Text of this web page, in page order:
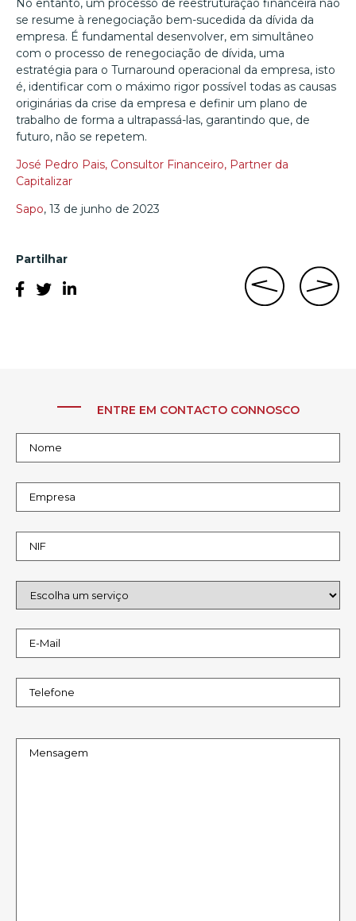
No entanto, um processo de reestruturação financeira não
se resume à renegociação bem-sucedida da dívida da
empresa. É fundamental desenvolver, em simultâneo
com o processo de renegociação de dívida, uma
estratégia para o Turnaround operacional da empresa, isto
é, identificar com o máximo rigor possível todas as causas
originárias da crise da empresa e definir um plano de
trabalho de forma a ultrapassá-las, garantindo que, de
futuro, não se repetem.
José Pedro Pais, Consultor Financeiro, Partner da
Capitalizar
Sapo, 13 de junho de 2023
Partilhar
ENTRE EM CONTACTO CONNOSCO